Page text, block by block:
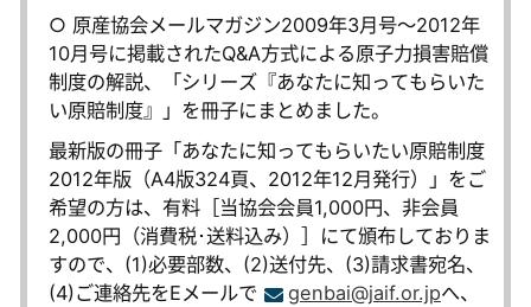
○ 原産協会メールマガジン2009年3月号～2012年
10月号に掲載されたQ&A方式による原子力損害賠償
制度の解説、「シリーズ『あなたに知ってもらいた
い原賠制度』」を冊子にまとめました。
最新版の冊子「あなたに知ってもらいたい原賠制度
2012年版（A4版324頁、2012年12月発行）」をご
希望の方は、有料［当協会会員1,000円、非会員
2,000円（消費税･送料込み）］にて頒布しておりま
すので、(1)必要部数、(2)送付先、(3)請求書宛名、
(4)ご連絡先をEメールで
genbai@jaif.or.jpへ、